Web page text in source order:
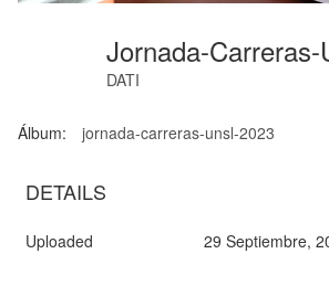
DATI
Álbum: jornada-carreras-unsl-2023
DETAILS
Uploaded 29 Septiembre,